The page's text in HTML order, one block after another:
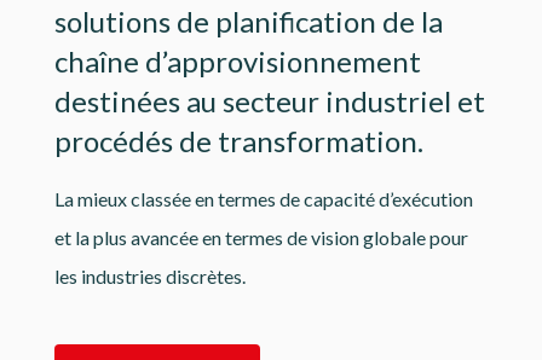
solutions de planification de la
chaîne d’approvisionnement
destinées au secteur industriel et
procédés de transformation.
La mieux classée en termes de capacité d’exécution
et la plus avancée en termes de vision globale pour
les industries discrètes.